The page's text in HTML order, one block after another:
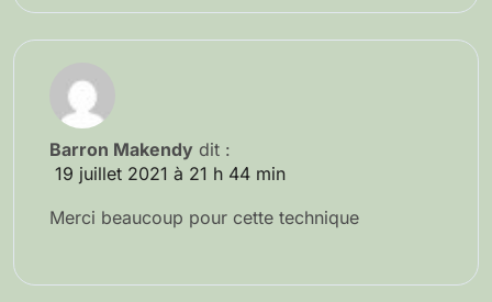
Barron Makendy dit :
19 juillet 2021 à 21 h 44 min
Merci beaucoup pour cette technique